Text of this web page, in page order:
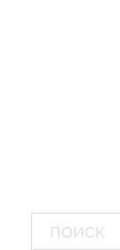
Поиск